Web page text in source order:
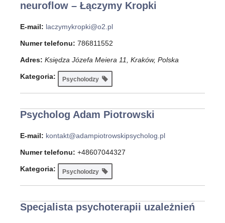
neuroflow – Łączymy Kropki
E-mail: laczymykropki@o2.pl
Numer telefonu: 786811552
Adres: Księdza Józefa Meiera 11, Kraków, Polska
Kategoria: Psycholodzy
Psycholog Adam Piotrowski
E-mail: kontakt@adampiotrowskipsycholog.pl
Numer telefonu: +48607044327
Kategoria: Psycholodzy
Specjalista psychoterapii uzależnień